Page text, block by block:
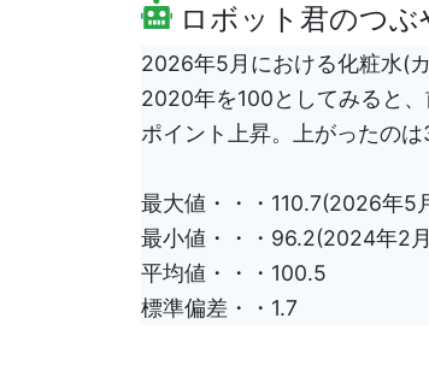
ロボット君のつぶ
2026年5月における化粧水(
2020年を100としてみると
ポイント上昇。上がったのは
最大値・・・110.7(2026年5
最小値・・・96.2(2024年2
平均値・・・100.5
標準偏差・・1.7